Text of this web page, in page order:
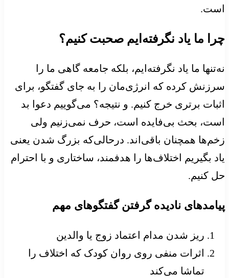
است.
چرا ما یاد نگرفته‌ایم صحبت کنیم؟
نه‌تنها ما یاد نگرفته‌ایم، بلکه جامعه گاهی ما را
سرزنش کرده که انرژی‌مان را به جای گفتگو، برای
اثبات برتری خرج کنیم. و نتیجه؟ می‌گوییم دعوا بد
است، بحث بی‌فایده است، حرف نمی‌زنیم ولی
زخم‌ها همچنان باقی‌اند. درحالی‌که بزرگ شدن یعنی
یاد بگیریم اختلاف‌ها را هدفمند، ساختاری و با احترام
حل کنیم.
پیامدهای نادیده گرفتن گفتگوهای مهم
ریز شدن مدام اعتماد زوج یا والدین
اثرات منفی روی روان کودک که اختلاف را
تماشا می‌کند